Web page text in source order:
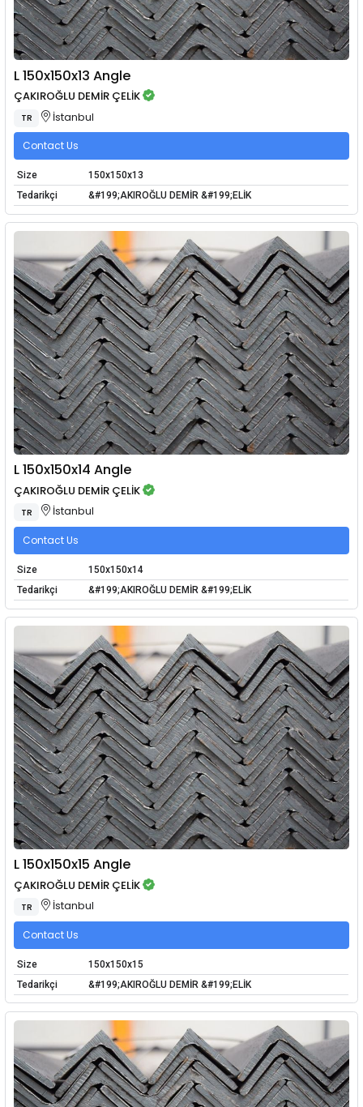
L 150x150x13 Angle
ÇAKIROĞLU DEMİR ÇELİK
TR İstanbul
Contact Us
Size
150x150x13
Tedarikçi
&#199;AKIROĞLU DEMİR &#199;ELİK
L 150x150x14 Angle
ÇAKIROĞLU DEMİR ÇELİK
TR İstanbul
Contact Us
Size
150x150x14
Tedarikçi
&#199;AKIROĞLU DEMİR &#199;ELİK
L 150x150x15 Angle
ÇAKIROĞLU DEMİR ÇELİK
TR İstanbul
Contact Us
Size
150x150x15
Tedarikçi
&#199;AKIROĞLU DEMİR &#199;ELİK